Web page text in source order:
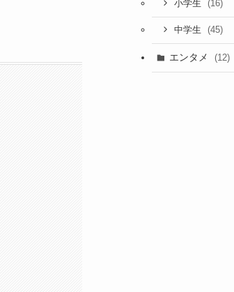
小学生 (16)
中学生 (45)
エンタメ (12)